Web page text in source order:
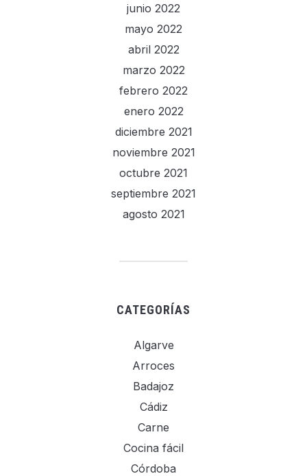
junio 2022
mayo 2022
abril 2022
marzo 2022
febrero 2022
enero 2022
diciembre 2021
noviembre 2021
octubre 2021
septiembre 2021
agosto 2021
CATEGORÍAS
Algarve
Arroces
Badajoz
Cádiz
Carne
Cocina fácil
Córdoba